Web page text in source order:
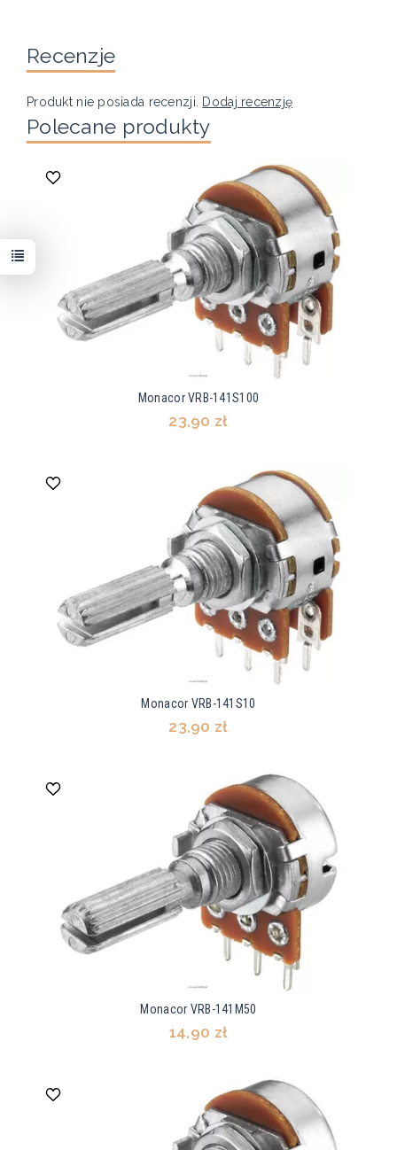
Recenzje
Produkt nie posiada recenzji. Dodaj recenzję
Polecane produkty
Monacor VRB-141S100
23,90 zł
Monacor VRB-141S10
23,90 zł
Monacor VRB-141M50
14,90 zł